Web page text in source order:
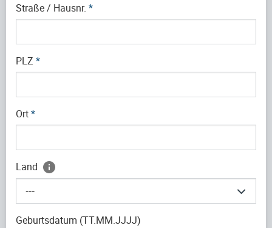
Straße / Hausnr. *
PLZ *
Ort*
Land
---
Geburtsdatum (TT.MM.JJJJ)